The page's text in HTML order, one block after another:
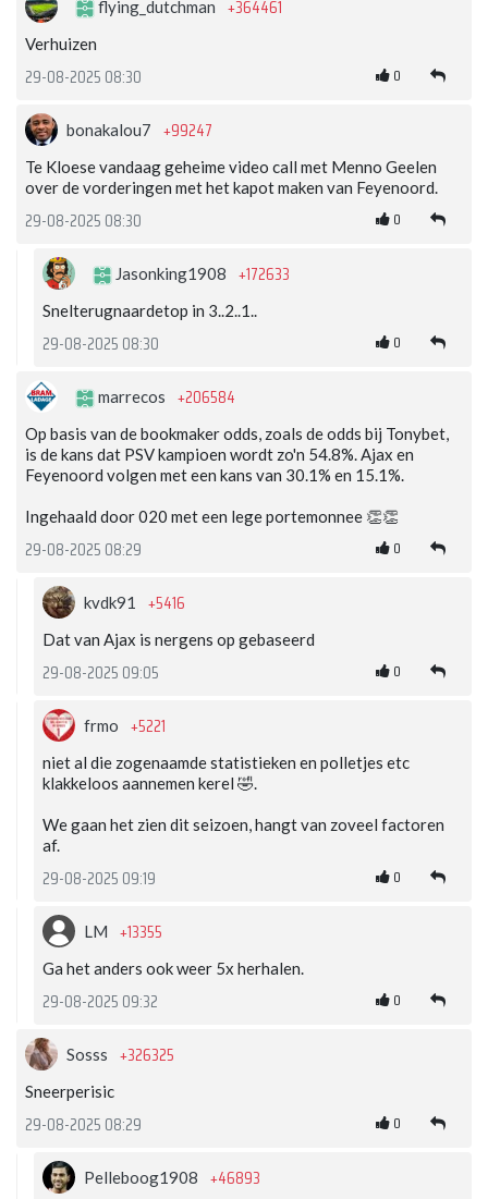
flying_dutchman +364461
Verhuizen
29-08-2025 08:30 0
bonakalou7 +99247
Te Kloese vandaag geheime video call met Menno Geelen
over de vorderingen met het kapot maken van Feyenoord.
29-08-2025 08:30 0
Jasonking1908 +172633
Snelterugnaardetop in 3..2..1..
29-08-2025 08:30 0
marrecos +206584
Op basis van de bookmaker odds, zoals de odds bij Tonybet,
is de kans dat PSV kampioen wordt zo'n 54.8%. Ajax en
Feyenoord volgen met een kans van 30.1% en 15.1%.
Ingehaald door 020 met een lege portemonnee 👏👏
29-08-2025 08:29 0
kvdk91 +5416
Dat van Ajax is nergens op gebaseerd
29-08-2025 09:05 0
frmo +5221
niet al die zogenaamde statistieken en polletjes etc
klakkeloos aannemen kerel 🤣.
We gaan het zien dit seizoen, hangt van zoveel factoren
af.
29-08-2025 09:19 0
LM +13355
Ga het anders ook weer 5x herhalen.
29-08-2025 09:32 0
Sosss +326325
Sneerperisic
29-08-2025 08:29 0
Pelleboog1908 +46893